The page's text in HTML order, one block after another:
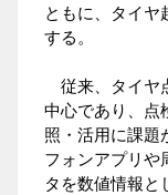
ともに、タイ
する。
従来、タイヤ
中心であり、点
照・活用に課題
フォンアプリや
タを数値情報と